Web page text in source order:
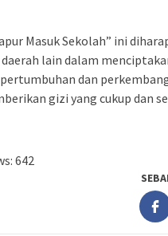
Masuk Sekolah” ini
lain dalam
dan
gizi yang cukup dan
642